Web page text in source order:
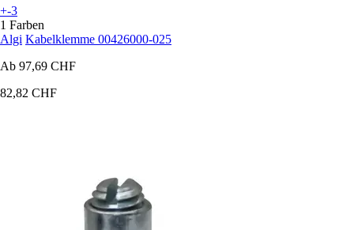
+-3
1 Farben
Algi Kabelklemme 00426000-025
Ab 97,69 CHF
82,82 CHF